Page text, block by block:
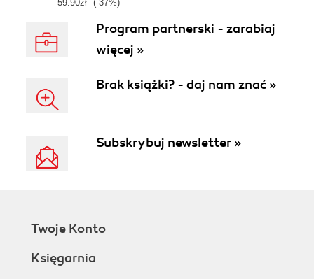
59.90zł (-37%)
Program partnerski - zarabiaj
więcej »
Brak książki? - daj nam znać »
Subskrybuj newsletter »
Twoje Konto
Księgarnia